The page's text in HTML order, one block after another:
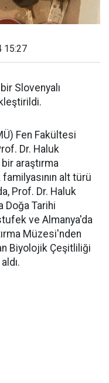
15:27
Slovenyalı
Fen Fakültesi
Dr. Haluk
araştırma
alt türü
Prof. Dr. Haluk
Doğa Tarihi
ve Almanya'da
Müzesi'nden
Biyolojik Çeşitliliği